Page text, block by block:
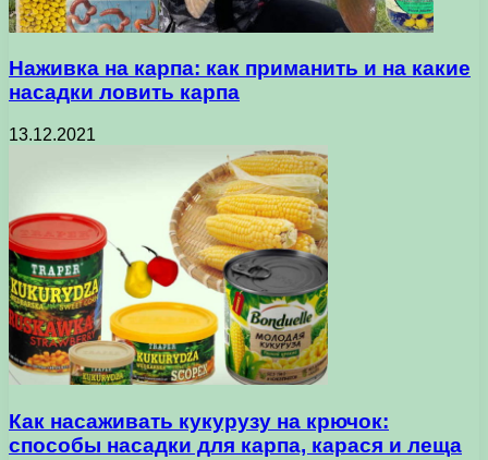
Наживка на карпа: как приманить и на какие
насадки ловить карпа
13.12.2021
Как насаживать кукурузу на крючок:
способы насадки для карпа, карася и леща